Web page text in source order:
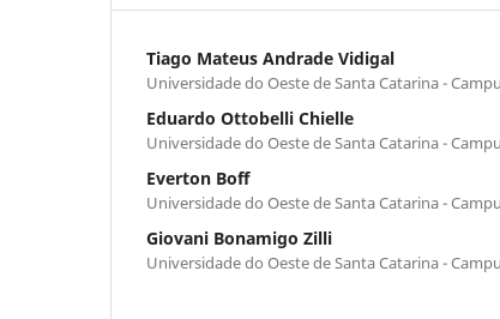
Tiago Mateus Andrade Vidigal
Universidade do Oeste de Santa Catarina -
Eduardo Ottobelli Chielle
Universidade do Oeste de Santa Catarina -
Everton Boff
Universidade do Oeste de Santa Catarina -
Giovani Bonamigo Zilli
Universidade do Oeste de Santa Catarina -